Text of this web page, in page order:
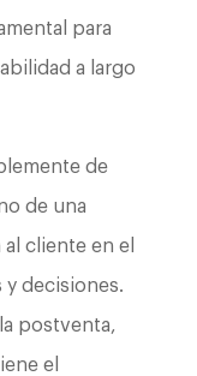
para
a largo
de
de una
cliente en el
decisiones.
postventa,
el